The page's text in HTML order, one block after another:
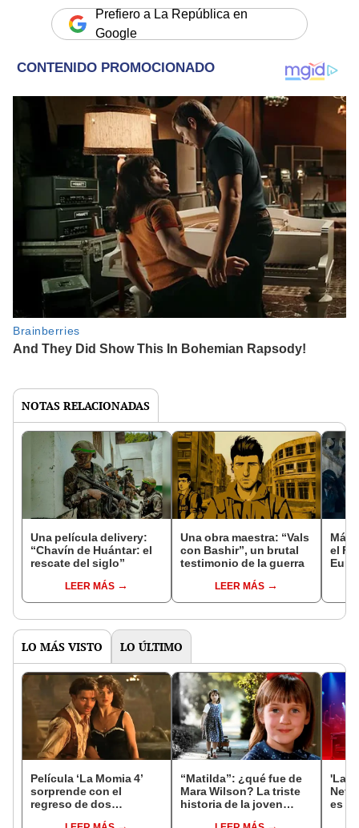
Prefiero a La República en
Google
NOTAS RELACIONADAS
Una película delivery:
“Chavín de Huántar: el
rescate del siglo”
LEER MÁS
Una obra maestra: “Vals
con Bashir”, un brutal
testimonio de la guerra
LEER MÁS
Más
el
LO MÁS VISTO LO ÚLTIMO
Película ‘La Momia 4’
sorprende con el
regreso de dos
“Matilda”: ¿qué fue de
Mara Wilson? La triste
historia de la joven
'La
es